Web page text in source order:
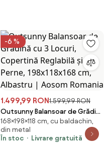
-6 %
1.499,99 RON1.599,99 RON
Outsunny Balansoar de Grădină
cu 3 Locuri, Copertină Reglabilă
și 3 Perne, 198x118x168 cm,
Albastru | Aosom Romania
168×198×118 cm, cu baldachin,
din metal
În stoc
Livrare gratuită